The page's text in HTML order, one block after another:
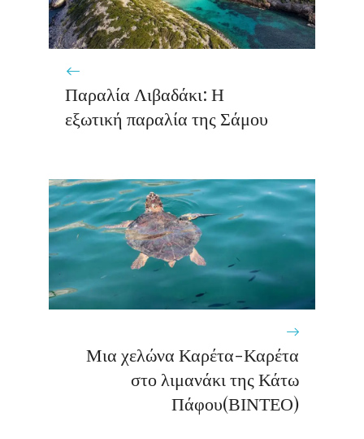
Παραλία Λιβαδάκι: Η
εξωτική παραλία της Σάμου
Μια χελώνα Καρέτα-Καρέτα
στο λιμανάκι της Κάτω
Πάφου(ΒΙΝΤΕΟ)